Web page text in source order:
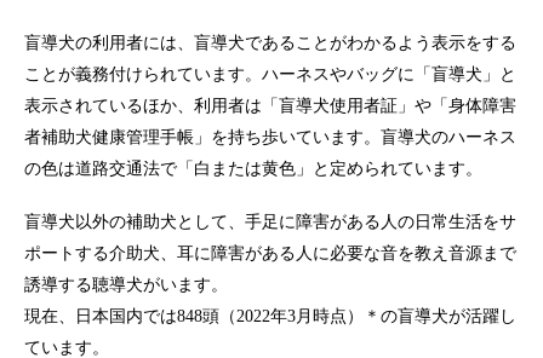
盲導犬の利用者には、盲導犬であることがわかるよう表示をする
ことが義務付けられています。ハーネスやバッグに「盲導犬」と
表示されているほか、利用者は「盲導犬使用者証」や「身体障害
者補助犬健康管理手帳」を持ち歩いています。盲導犬のハーネス
の色は道路交通法で「白または黄色」と定められています。
盲導犬以外の補助犬として、手足に障害がある人の日常生活をサ
ポートする介助犬、耳に障害がある人に必要な音を教え音源まで
誘導する聴導犬がいます。
現在、日本国内では848頭（2022年3月時点）＊の盲導犬が活躍し
ています。